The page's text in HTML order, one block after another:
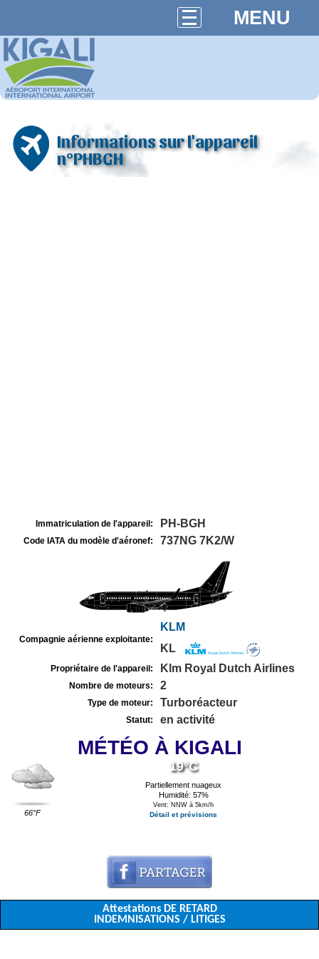
MENU
Informations sur l'appareil
n°PHBGH
Immatriculation de l'appareil: PH-BGH
Code IATA du modèle d'aéronef: 737NG 7K2/W
Compagnie aérienne exploitante:
KLM
KL
Propriétaire de l'appareil: Klm Royal Dutch Airlines
Nombre de moteurs: 2
Type de moteur: Turboréacteur
Statut: en activité
MÉTÉO À KIGALI
66°F
19°C
Partiellement nuageux
Humidité: 57%
Vent: NNW à 5km/h
Détail et prévisions
Attestations DE RETARD
INDEMNISATIONS / LITIGES